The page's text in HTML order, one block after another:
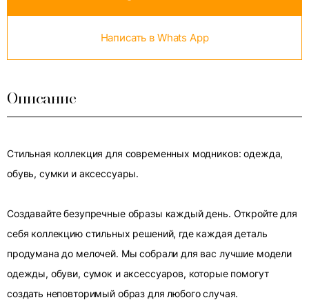
Написать в Whats App
Описание
Стильная коллекция для современных модников: одежда,
обувь, сумки и аксессуары.
Создавайте безупречные образы каждый день. Откройте для
себя коллекцию стильных решений, где каждая деталь
продумана до мелочей. Мы собрали для вас лучшие модели
одежды, обуви, сумок и аксессуаров, которые помогут
создать неповторимый образ для любого случая.